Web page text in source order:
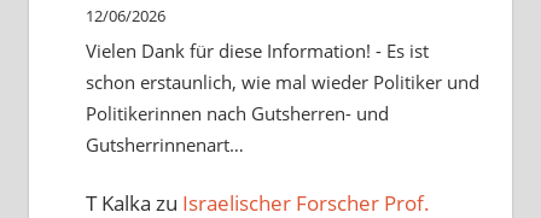
12/06/2026
Vielen Dank für diese Information! - Es ist
schon erstaunlich, wie mal wieder Politiker und
Politikerinnen nach Gutsherren- und
Gutsherrinnenart…
T Kalka zu Israelischer Forscher Prof.